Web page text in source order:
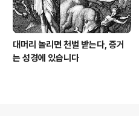
대머리 놀리면 천벌 받는다, 증거
는 성경에 있습니다